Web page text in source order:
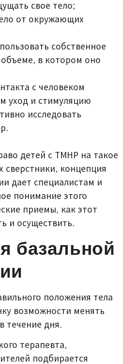
свое тело;
от окружающих
собственное
в котором оно
с человеком
уход и стимуляцию
исследовать
детей с ТМНР на такое
сверстники, концепция
дает специалистам и
понимание этого
приемы, как этот
и осуществить.
базальной
положения тела
возможности менять
течение дня.
терапевта,
подбирается